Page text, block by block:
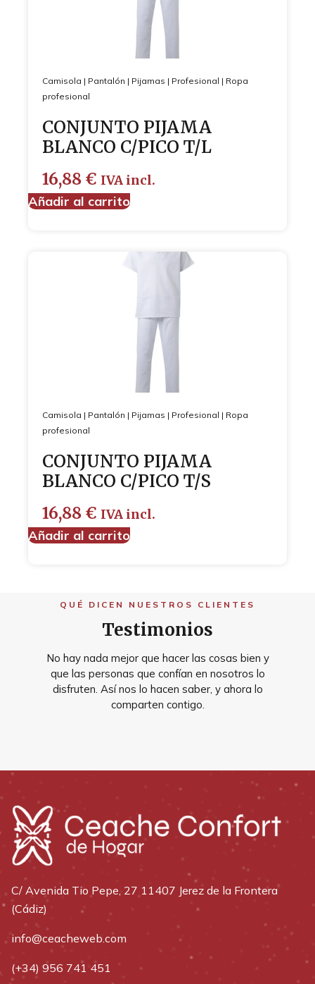
Camisola | Pantalón | Pijamas | Profesional | Ropa
profesional
CONJUNTO PIJAMA
BLANCO C/PICO T/L
16,88 € IVA incl.
Añadir al carrito
Camisola | Pantalón | Pijamas | Profesional | Ropa
profesional
CONJUNTO PIJAMA
BLANCO C/PICO T/S
16,88 € IVA incl.
Añadir al carrito
QUÉ DICEN NUESTROS CLIENTES
Testimonios
No hay nada mejor que hacer las cosas bien y
que las personas que confían en nosotros lo
disfruten. Así nos lo hacen saber, y ahora lo
comparten contigo.
C/ Avenida Tio Pepe, 27 11407 Jerez de la Frontera
(Cádiz)
info@ceacheweb.com
(+34) 956 741 451